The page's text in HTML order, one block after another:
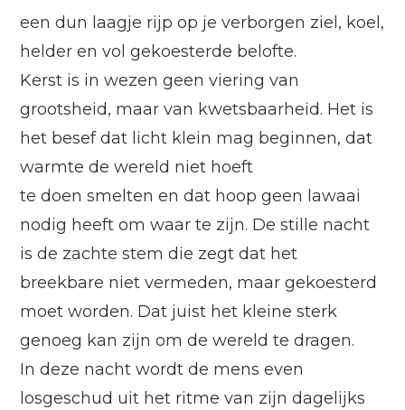
een dun laagje rijp op je verborgen ziel, koel,
helder en vol gekoesterde belofte.
Kerst is in wezen geen viering van
grootsheid, maar van kwetsbaarheid. Het is
het besef dat licht klein mag beginnen, dat
warmte de wereld niet hoeft
te doen smelten en dat hoop geen lawaai
nodig heeft om waar te zijn. De stille nacht
is de zachte stem die zegt dat het
breekbare niet vermeden, maar gekoesterd
moet worden. Dat juist het kleine sterk
genoeg kan zijn om de wereld te dragen.
In deze nacht wordt de mens even
losgeschud uit het ritme van zijn dagelijks